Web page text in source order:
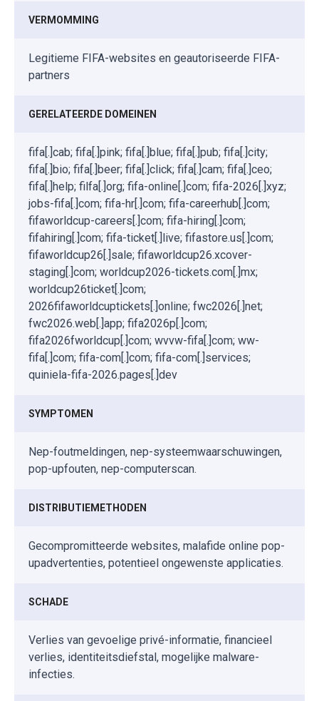
VERMOMMING
Legitieme FIFA-websites en geautoriseerde FIFA-
partners
GERELATEERDE DOMEINEN
fifa[.]cab; fifa[.]pink; fifa[.]blue; fifa[.]pub; fifa[.]city;
fifa[.]bio; fifa[.]beer; fifa[.]click; fifa[.]cam; fifa[.]ceo;
fifa[.]help; filfa[.]org; fifa-online[.]com; fifa-2026[.]xyz;
jobs-fifa[.]com; fifa-hr[.]com; fifa-careerhub[.]com;
fifaworldcup-careers[.]com; fifa-hiring[.]com;
fifahiring[.]com; fifa-ticket[.]live; fifastore.us[.]com;
fifaworldcup26[.]sale; fifaworldcup26.xcover-
staging[.]com; worldcup2026-tickets.com[.]mx;
worldcup26ticket[.]com;
2026fifaworldcuptickets[.]online; fwc2026[.]net;
fwc2026.web[.]app; fifa2026p[.]com;
fifa2026fworldcup[.]com; wvvw-fifa[.]com; ww-
fifa[.]com; fifa-com[.]com; fifa-com[.]services;
quiniela-fifa-2026.pages[.]dev
SYMPTOMEN
Nep-foutmeldingen, nep-systeemwaarschuwingen,
pop-upfouten, nep-computerscan.
DISTRIBUTIEMETHODEN
Gecompromitteerde websites, malafide online pop-
upadvertenties, potentieel ongewenste applicaties.
SCHADE
Verlies van gevoelige privé-informatie, financieel
verlies, identiteitsdiefstal, mogelijke malware-
infecties.